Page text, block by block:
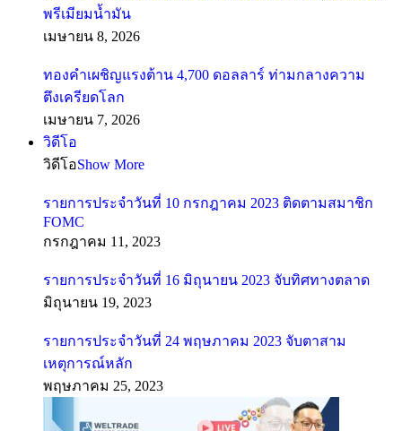
พรีเมียมน้ำมัน
เมษายน 8, 2026
ทองคำเผชิญแรงต้าน 4,700 ดอลลาร์ ท่ามกลางความ
ตึงเครียดโลก
เมษายน 7, 2026
วิดีโอ
วิดีโอShow More
รายการประจำวันที่ 10 กรกฎาคม 2023 ติดตามสมาชิก
FOMC
กรกฎาคม 11, 2023
รายการประจำวันที่ 16 มิถุนายน 2023 จับทิศทางตลาด
มิถุนายน 19, 2023
รายการประจำวันที่ 24 พฤษภาคม 2023 จับตาสาม
เหตุการณ์หลัก
พฤษภาคม 25, 2023